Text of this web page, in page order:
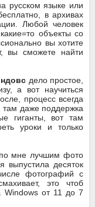
русском языке или
в архивах
Любой человек
объекты со
вы хотите
вы сможете найти
дело простое,
а вот научиться
процесс всегда
там даже поддержка
гиганты, вот там
уроки и только
мне лучшим фото
выпустила десяток
фотографий с
это чтоб
Windows от 11 до 7